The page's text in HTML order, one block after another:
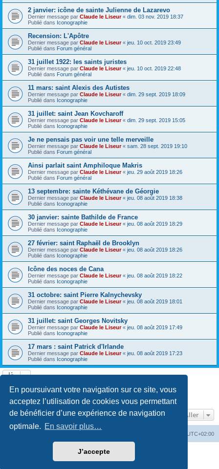
En poursuivant votre navigation sur ce site, vous
acceptez l’utilisation de cookies vous permettant
de bénéficier d’une expérience de navigation
optimale. En savoir plus…
J’accepte
2 janvier: icône de sainte Julienne de Lazarevo
Dernier message par Claude le Liseur« dim. 03 nov. 2019 18:37
Publié dans Iconographie
Recension: L'Apôtre
Dernier message par Claude le Liseur« jeu. 10 oct. 2019 23:49
Publié dans Forum général
31 juillet 1922: les saints juristes
Dernier message par Claude le Liseur« jeu. 10 oct. 2019 22:48
Publié dans Forum général
11 mars: saint Alexis des Autistes
Dernier message par Claude le Liseur« dim. 29 sept. 2019 18:09
Publié dans Iconographie
31 juillet: saint Jean Kovcharoff
Dernier message par Claude le Liseur« dim. 29 sept. 2019 15:05
Publié dans Iconographie
Je ne pensais pas voir une telle merveille
Dernier message par Claude le Liseur« sam. 28 sept. 2019 19:10
Publié dans Forum général
Ainsi parlait saint Amphiloque Makris
Dernier message par Claude le Liseur« jeu. 29 août 2019 18:26
Publié dans Forum général
13 septembre: sainte Kéthévane de Géorgie
Dernier message par Claude le Liseur« jeu. 08 août 2019 18:38
Publié dans Iconographie
30 janvier: sainte Bathilde de France
Dernier message par Claude le Liseur« jeu. 08 août 2019 18:29
Publié dans Iconographie
27 février: saint Raphaël de Brooklyn
Dernier message par Claude le Liseur« jeu. 08 août 2019 18:26
Publié dans Iconographie
Icône des noces de Cana
Dernier message par Claude le Liseur« jeu. 08 août 2019 18:22
Publié dans Iconographie
31 octobre: saint Pierre Kalnychevsky
Dernier message par Claude le Liseur« jeu. 08 août 2019 18:01
Publié dans Iconographie
31 juillet: saint Georges Novitsky
Dernier message par Claude le Liseur« jeu. 08 août 2019 17:49
Publié dans Iconographie
17 mars : saint Patrick d'Irlande
Dernier message par Claude le Liseur« jeu. 08 août 2019 17:23
Publié dans Iconographie
Page1sur20
3
Aller
UTC+02:00
phpBB® Forum Software © phpBB Limited
©